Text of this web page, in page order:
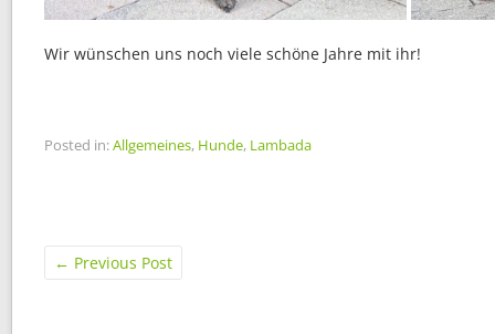
Wir wünschen uns noch viele schöne Jahre mit ihr!
Posted in:Allgemeines, Hunde, Lambada
← Previous Post